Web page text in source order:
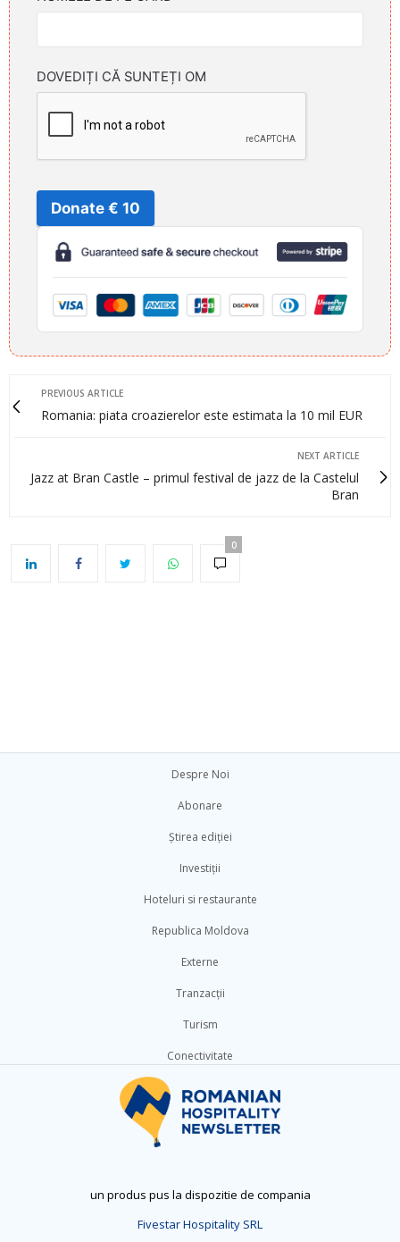
DOVEDIȚI CĂ SUNTEȚI OM
Donate € 10
PREVIOUS ARTICLE
Romania: piata croazierelor este estimata la 10 mil EUR
NEXT ARTICLE
Jazz at Bran Castle – primul festival de jazz de la Castelul
Bran
0
Despre Noi
Abonare
Știrea ediției
Investiții
Hoteluri si restaurante
Republica Moldova
Externe
Tranzacții
Turism
Conectivitate
un produs pus la dispozitie de compania
Fivestar Hospitality SRL